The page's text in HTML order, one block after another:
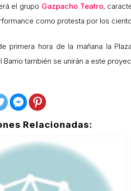
el grupo Gazpacho Teatro,
como protesta por los
primera hora de la mañana la
también se unirán a este
Relacionadas: